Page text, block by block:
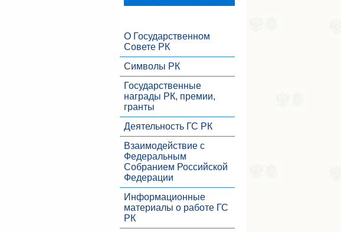
О Государственном
Совете РК
Символы РК
Государственные
награды РК, премии,
гранты
Деятельность ГС РК
Взаимодействие с
Федеральным
Собранием Российской
Федерации
Информационные
материалы о работе ГС
РК